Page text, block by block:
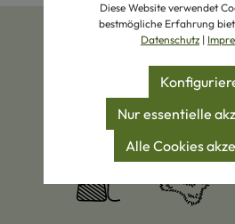
Zertifizierte Produkte
Diese Website verwendet
bestmögliche Erfahrung
Datenschutz |
Nur essentielle
Alle Cookies